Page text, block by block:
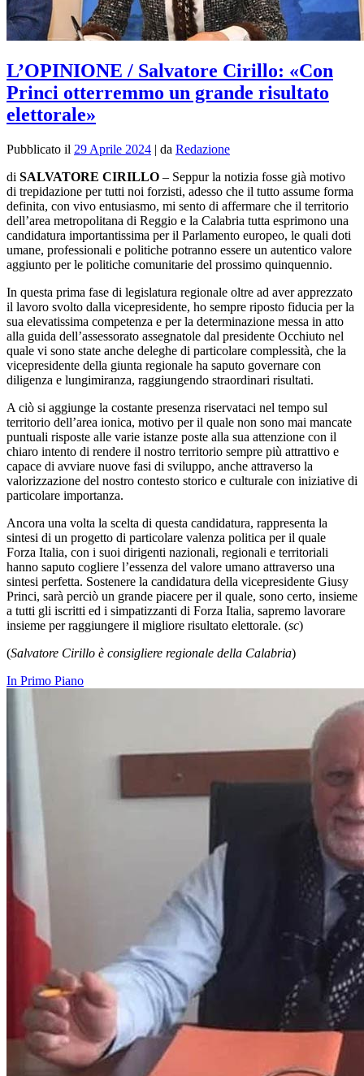
L’OPINIONE / Salvatore Cirillo: «Con
Princi otterremmo un grande risultato
elettorale»
Pubblicato il 29 Aprile 2024 | da Redazione
di SALVATORE CIRILLO – Seppur la notizia fosse già motivo
di trepidazione per tutti noi forzisti, adesso che il tutto assume forma
definita, con vivo entusiasmo, mi sento di affermare che il territorio
dell’area metropolitana di Reggio e la Calabria tutta esprimono una
candidatura importantissima per il Parlamento europeo, le quali doti
umane, professionali e politiche potranno essere un autentico valore
aggiunto per le politiche comunitarie del prossimo quinquennio.
In questa prima fase di legislatura regionale oltre ad aver apprezzato
il lavoro svolto dalla vicepresidente, ho sempre riposto fiducia per la
sua elevatissima competenza e per la determinazione messa in atto
alla guida dell’assessorato assegnatole dal presidente Occhiuto nel
quale vi sono state anche deleghe di particolare complessità, che la
vicepresidente della giunta regionale ha saputo governare con
diligenza e lungimiranza, raggiungendo straordinari risultati.
A ciò si aggiunge la costante presenza riservataci nel tempo sul
territorio dell’area ionica, motivo per il quale non sono mai mancate
puntuali risposte alle varie istanze poste alla sua attenzione con il
chiaro intento di rendere il nostro territorio sempre più attrattivo e
capace di avviare nuove fasi di sviluppo, anche attraverso la
valorizzazione del nostro contesto storico e culturale con iniziative di
particolare importanza.
Ancora una volta la scelta di questa candidatura, rappresenta la
sintesi di un progetto di particolare valenza politica per il quale
Forza Italia, con i suoi dirigenti nazionali, regionali e territoriali
hanno saputo cogliere l’essenza del valore umano attraverso una
sintesi perfetta. Sostenere la candidatura della vicepresidente Giusy
Princi, sarà perciò un grande piacere per il quale, sono certo, insieme
a tutti gli iscritti ed i simpatizzanti di Forza Italia, sapremo lavorare
insieme per raggiungere il migliore risultato elettorale. (sc)
(Salvatore Cirillo è consigliere regionale della Calabria)
In Primo Piano